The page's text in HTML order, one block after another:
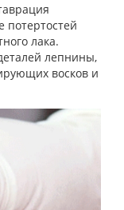
потертостей
лака.
лепнины,
восков и